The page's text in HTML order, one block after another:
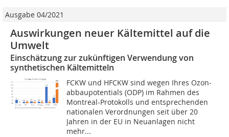
Ausgabe 04/2021
Auswirkungen neuer Kältemittel auf die
Umwelt
Einschätzung zur zukünftigen Verwendung von
synthetischen Kältemitteln
FCKW und HFCKW sind wegen Ihres Ozon­
abbaupotentials (ODP) im Rahmen des
Montreal-Protokolls und entsprechenden
nationalen Verordnungen seit über 20
Jahren in der EU in Neuanlagen nicht
mehr...